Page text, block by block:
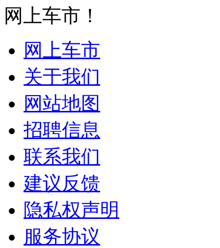
网上车市
关于我们
网站地图
招聘信息
联系我们
建议反馈
隐私权声明
服务协议